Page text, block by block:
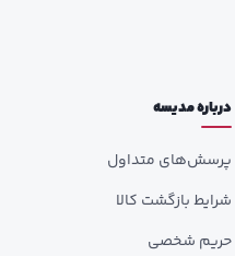
درباره مدیسه
پرسش‌های متداول
شرایط بازگشت کالا
حریم شخصی